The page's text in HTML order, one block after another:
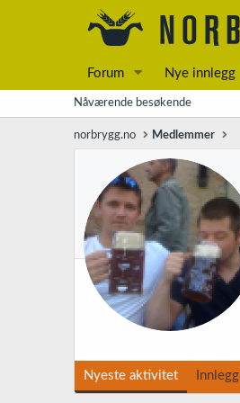
Forum Nye innlegg
Nåværende besøkende
norbrygg.no Medlemmer
Nyeste aktivitet Innlegg